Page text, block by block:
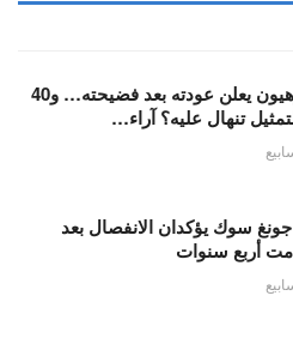
كيم سوهيون يعلن عودته بعد فضيحته… و40
تنهال عليه؟ آراء…
سوك يؤكدان الانفصال بعد
أربع سنوات